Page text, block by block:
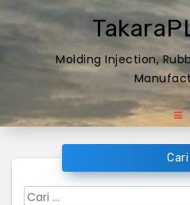
Skip
to
content
Molding Injection,
Cari
Cari